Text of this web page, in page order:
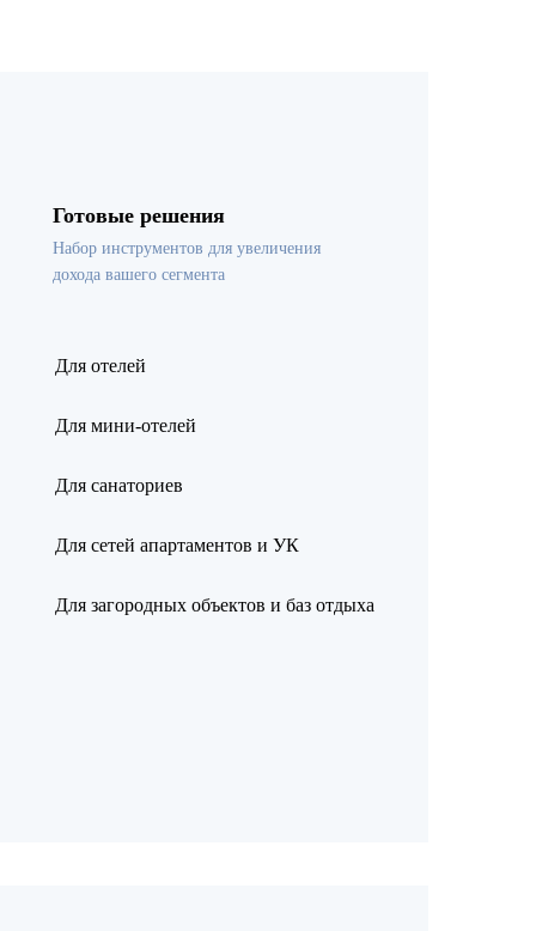
Готовые решения
Набор инструментов для увеличения
дохода вашего сегмента
Для отелей
Для мини-отелей
Для санаториев
Для сетей апартаментов и УК
Для загородных объектов и баз отдыха